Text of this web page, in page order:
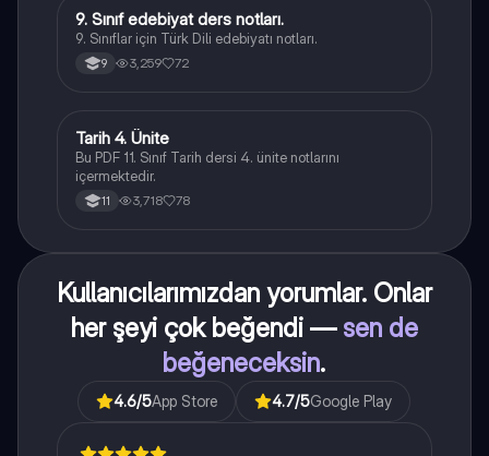
Türk Dili ve Edebiyatı
9. Sınıf edebiyat ders notları.
9. Sınıflar için Türk Dili edebiyatı notları.
9 3,259 72
Tarih
Tarih 4. Ünite
Bu PDF 11. Sınıf Tarih dersi 4. ünite notlarını
içermektedir.
11 3,718 78
Kullanıcılarımızdan yorumlar. Onlar
her şeyi çok beğendi — sen de
beğeneceksin.
4.6/5App Store 4.7/5Google Play